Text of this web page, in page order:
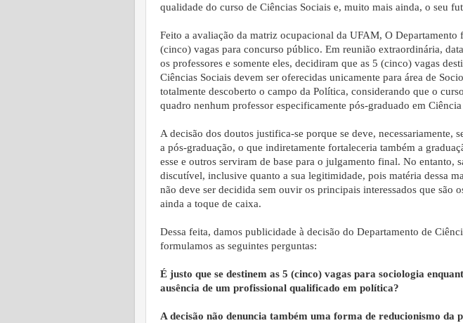
qualidade do curso de Ciências Sociais e, muito mais ainda, o seu
Feito a avaliação da matriz ocupacional da UFAM, O Departamento
(cinco) vagas para concurso público. Em reunião extraordinária,
os professores e somente eles, decidiram que as 5 (cinco) vagas
Ciências Sociais devem ser oferecidas unicamente para área de
totalmente descoberto o campo da Política, considerando que o
quadro nenhum professor especificamente pós-graduado em
A decisão dos doutos justifica-se porque se deve, necessariamente,
a pós-graduação, o que indiretamente fortaleceria também a
esse e outros serviram de base para o julgamento final. No entanto,
discutível, inclusive quanto a sua legitimidade, pois matéria dessa
não deve ser decidida sem ouvir os principais interessados que são
ainda a toque de caixa.
Dessa feita, damos publicidade à decisão do Departamento de
formulamos as seguintes perguntas:
É justo que se destinem as 5 (cinco) vagas para sociologia
ausência de um profissional qualificado em política?
A decisão não denuncia também uma forma de reducionismo da